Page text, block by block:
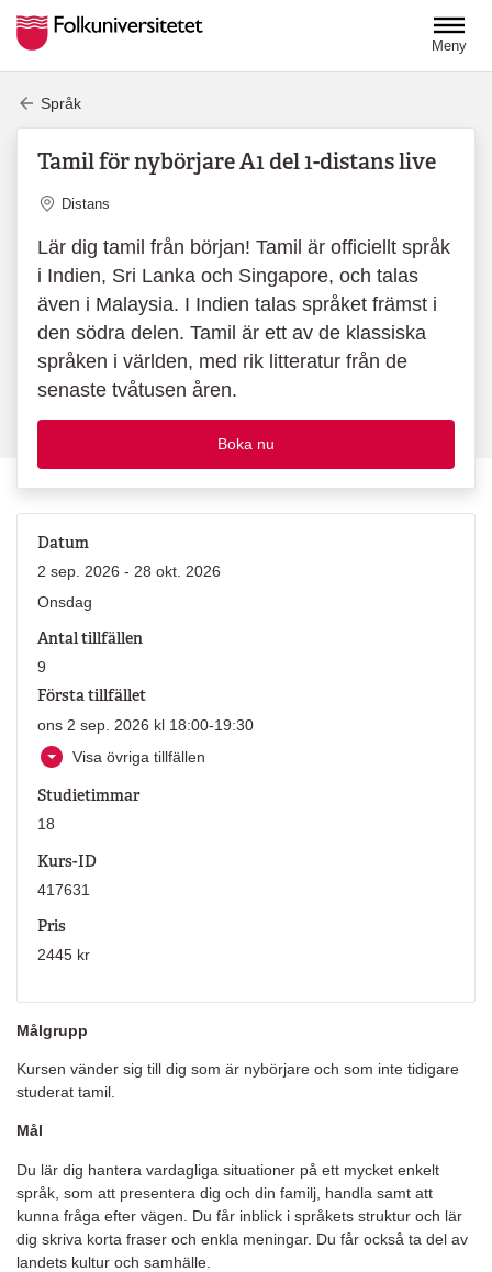
Meny
Språk
Tamil för nybörjare A1 del 1-distans live
Plats
Distans
Lär dig tamil från början! Tamil är officiellt språk
i Indien, Sri Lanka och Singapore, och talas
även i Malaysia. I Indien talas språket främst i
den södra delen. Tamil är ett av de klassiska
språken i världen, med rik litteratur från de
senaste tvåtusen åren.
Boka nu
Målgrupp
Kursen vänder sig till dig som är nybörjare och som inte tidigare
studerat tamil.
Mål
Du lär dig hantera vardagliga situationer på ett mycket enkelt
språk, som att presentera dig och din familj, handla samt att
kunna fråga efter vägen. Du får inblick i språkets struktur och lär
dig skriva korta fraser och enkla meningar. Du får också ta del av
landets kultur och samhälle.
Datum
2 sep. 2026 - 28 okt. 2026
Onsdag
Antal tillfällen
9
Första tillfället
ons 2 sep. 2026 kl 18:00-19:30
Visa övriga tillfällen
Studietimmar
18
Kurs-ID
417631
Pris
2445 kr